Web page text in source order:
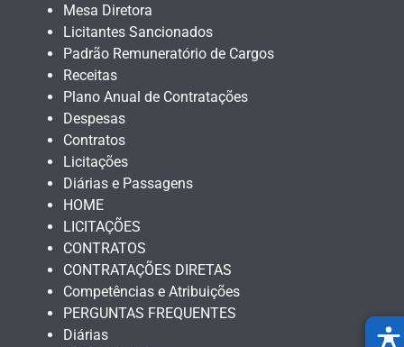
Mesa Diretora
Licitantes Sancionados
Padrão Remuneratório de Cargos
Receitas
Plano Anual de Contratações
Despesas
Contratos
Licitações
Diárias e Passagens
HOME
LICITAÇÕES
CONTRATOS
CONTRATAÇÕES DIRETAS
Competências e Atribuições
PERGUNTAS FREQUENTES
Diárias